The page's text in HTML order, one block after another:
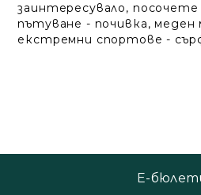
заинтересувало,
пътуване - почивка, меден
екстремни спортове -
Е-